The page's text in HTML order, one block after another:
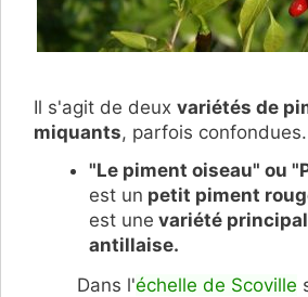
Il s'agit de deux variétés de
miquants, parfois confondues.
"Le piment oiseau" ou
est un petit piment
est une variété
antillaise.
Dans l'échelle de Scoville